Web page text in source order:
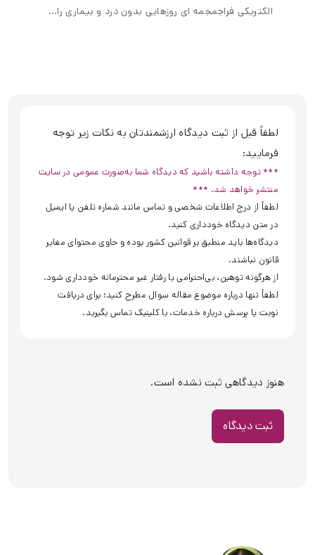
الکتریکی فراجمجمه ای روزهایی بدون درد و بیماری را…
لطفاً قبل از ثبت دیدگاه ارزشمندتان به نکات زیر توجه
فرمایید:
*** توجه داشته باشید که دیدگاه شما به‌صورت عمومی در سایت
منتشر خواهد شد. ***
لطفاً از درج اطلاعات شخصی و تماس مانند شماره تلفن یا ایمیل
در متن دیدگاه خودداری کنید.
دیدگاه‌ها باید منطبق بر قوانین کشور بوده و حاوی محتوای مغایر
قانون نباشند.
از هرگونه توهین، بی‌احترامی یا رفتار غیر محترمانه خودداری شود.
لطفاً تنها درباره موضوع مقاله سوال مطرح کنید؛ برای دریافت
نوبت یا پرسش درباره خدمات، با کلینیک تماس بگیرید.
هنوز دیدگاهی ثبت نشده است.
ثبت دیدگاه